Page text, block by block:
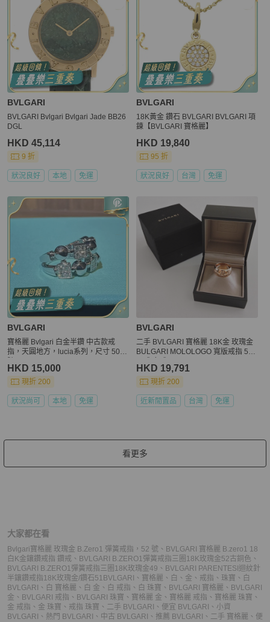
BVLGARI
BVLGARI Bvlgari Bvlgari Jade BB26
DGL
HKD 45,114
9 折
狀況良好 本地 免運
BVLGARI
18K黃金 鑽石 BVLGARI BVLGARI 項
鍊【BVLGARI 寶格麗】
HKD 19,840
95 折
狀況良好 台灣 免運
BVLGARI
寶格麗 Bvlgari 白金半鑽 中古款戒
指，天圓地方，lucia系列，尺寸 50
HKD 15,000
現折 200
狀況尚可 本地 免運
BVLGARI
二手 BVLGARI 寶格麗 18K金 玫瑰金
BULGARI MOLOLOGO 寬版戒指 53
HKD 19,791
現折 200
近新閒置品 台灣 免運
看更多
大家都在看
Bvlgari寶格麗 玫瑰金 B.Zero1 彈簧戒指，52 號 、 BVLGARI 寶格麗 B.zero1 18
白K金鑲鑽戒指 鑽戒 、 BVLGARI B.ZERO1彈簧戒指三圈18K玫瑰金52古銅色 、
BVLGARI B.ZERO1彈簧戒指三圈18K玫瑰金49 、 BVLGARI PARENTESI迴紋針
半鑲鑽戒指18K玫瑰金/鑽石51 BVLGARI 、 寶格麗 、 白 、 金 、 戒指 、 珠寶 、 白
BVLGARI 、 白 寶格麗 、 白 金 、 白 戒指 、 白 珠寶 、 BVLGARI 寶格麗 、 BVLGARI
金 、 BVLGARI 戒指 、 BVLGARI 珠寶 、 寶格麗 金 、 寶格麗 戒指 、 寶格麗 珠寶 、
金 戒指 、 金 珠寶 、 戒指 珠寶 、 二手 BVLGARI 、 便宜 BVLGARI 、 小資
BVLGARI 、 熱門 BVLGARI 、 中古 BVLGARI 、 推薦 BVLGARI 、 二手 寶格麗 、 便